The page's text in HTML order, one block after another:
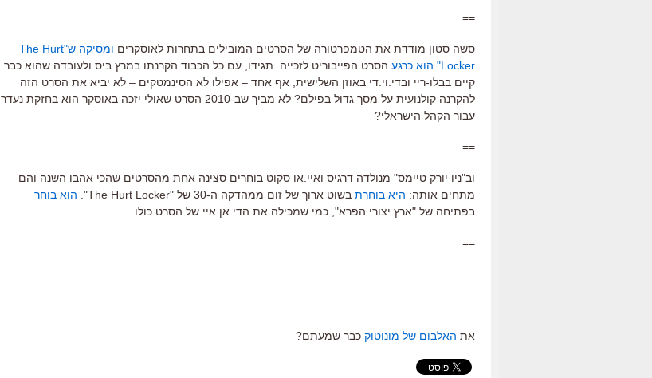
==
סשה סטון מודדת את הטמפרטורה של הסרטים המובילים בתחרות לאוסקרים
ומסיקה ש"The Hurt
Locker" הוא כרגע
הסרט הפייבוריט לזכייה. תגידו, עם כל הכבוד הקרנתו במרץ ביס ולעובדה שהוא כבר
קיים בבלו-ריי ובדי.וי.די באוזן השלישית, אף אחד – אפילו לא הסינמטקים – לא יביא את הסרט הזה
להקרנה קולנועית על מסך גדול בפילם? לא מביך שב-2010 הסרט שאולי יזכה באוסקר הוא בחזקת נעדר
עבור הקהל הישראלי?
==
וב"ניו יורק טיימס" מנולדה דרגיס ואיי.או סקוט בוחרים סצינה אחת מהסרטים שהכי אהבו השנה והם
מתחים אותה: היא בוחרת בשוט ארוך של זום ממהדקה ה-30 של "The Hurt Locker".
הוא בוחר
בפתיחה של "ארץ יצורי הפרא", כמי שמכילה את הדי.אן.איי של הסרט כולו.
==
את האלבום של מונוטוק כבר שמעתם?